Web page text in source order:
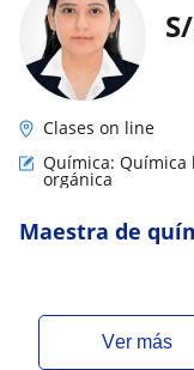
S/
Clases on line
Química: Química
orgánica
Maestra de
ver más